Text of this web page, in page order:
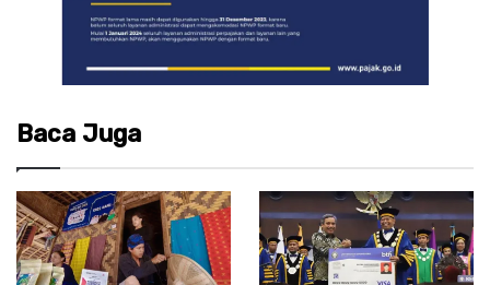
Baca Juga